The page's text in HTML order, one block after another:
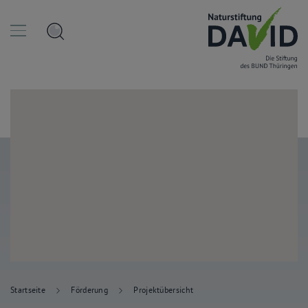
Startseite Förderung Projektübersicht